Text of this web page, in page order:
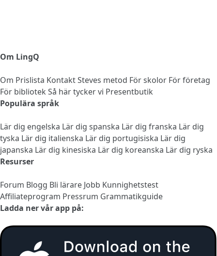
Om LingQ
Om Prislista KontaktSteves metod För skolor För företag
För bibliotek Så här tycker vi Presentbutik
Populära språk
Lär dig engelska Lär dig spanska Lär dig franska Lär dig
tyska Lär dig italienska Lär dig portugisiska Lär dig
japanska Lär dig kinesiska Lär dig koreanska Lär dig ryska
Resurser
Forum Blogg Bli lärare Jobb Kunnighetstest
Affiliateprogram Pressrum Grammatikguide
Ladda ner vår app på: